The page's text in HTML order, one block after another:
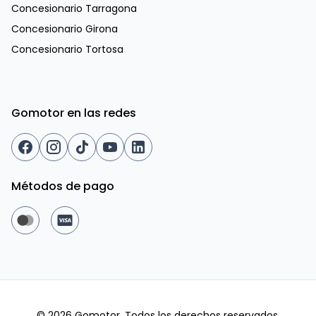
Concesionario Tarragona
Concesionario Girona
Concesionario Tortosa
Gomotor en las redes
Métodos de pago